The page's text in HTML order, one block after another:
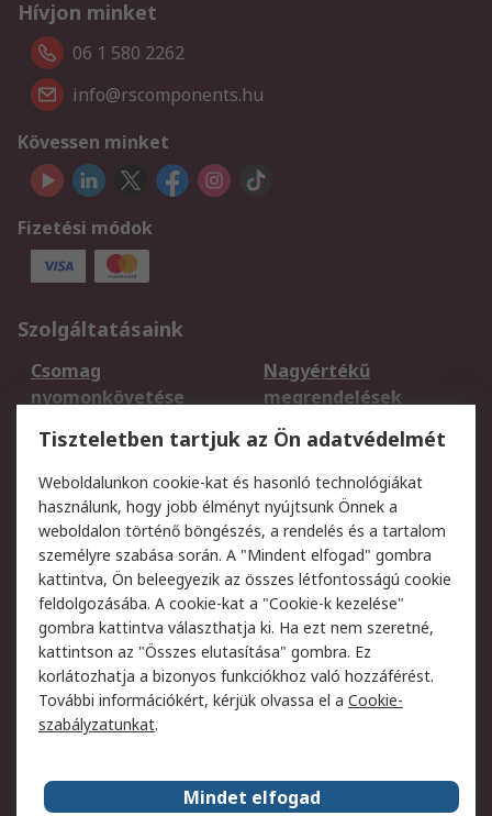
Hívjon minket
06 1 580 2262
info@rscomponents.hu
Kövessen minket
Fizetési módok
Szolgáltatásaink
Csomag
nyomonkövetése
Nagyértékű
megrendelések
Regisztráció
Szállítás
Termékvisszaküldés
Szolgáltatások
Jogi
Adatvédelmi
szabályzat
Az RS értékesítési
feltételei
Cookie szabályzat
Email biztonság
Webhelyre vonatkozó
feltételek
Weboldal felhasználói
szabályzata
Képviseletek
Tiszteletben tartjuk az Ön adatvédelmét
Weboldalunkon cookie-kat és hasonló technológiákat
használunk, hogy jobb élményt nyújtsunk Önnek a
weboldalon történő böngészés, a rendelés és a tartalom
személyre szabása során. A "Mindent elfogad" gombra
kattintva, Ön beleegyezik az összes létfontosságú cookie
feldolgozásába. A cookie-kat a "Cookie-k kezelése"
gombra kattintva választhatja ki. Ha ezt nem szeretné,
kattintson az "Összes elutasítása" gombra. Ez
korlátozhatja a bizonyos funkciókhoz való hozzáférést.
További információkért, kérjük olvassa el a Cookie-
szabályzatunkat.
Mindet elfogad